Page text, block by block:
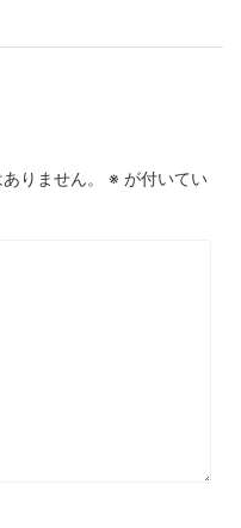
りません。 ※ が付いてい